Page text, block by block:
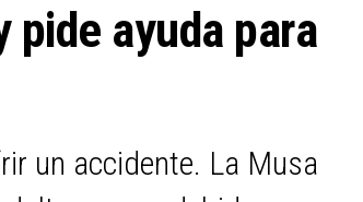
ayuda para
un accidente. La Musa